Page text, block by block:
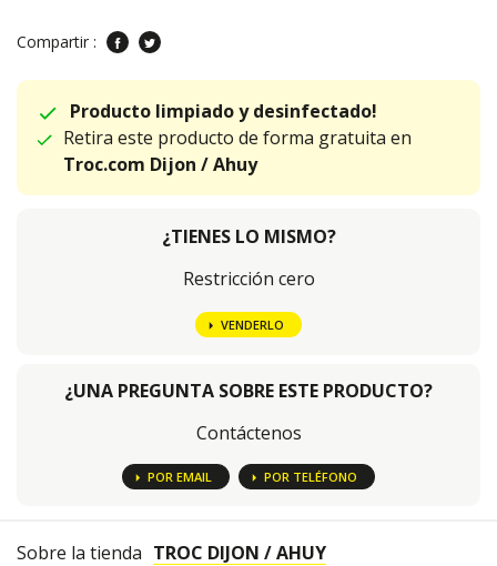
Compartir :
Producto limpiado y desinfectado!
Retira este producto de forma gratuita en
Troc.com Dijon / Ahuy
¿TIENES LO MISMO?
Restricción cero
VENDERLO
¿UNA PREGUNTA SOBRE ESTE PRODUCTO?
Contáctenos
POR EMAIL POR TELÉFONO
Sobre la tienda TROC DIJON / AHUY